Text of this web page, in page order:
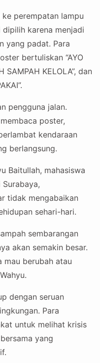
perempatan lampu
dipilih karena menjadi
yang padat. Para
bertuliskan “AYO
SAMPAH KELOLA”, dan
pengguna jalan.
poster,
kendaraan
berlangsung.
Baitullah, mahasiswa
tidak mengabaikan
sehari-hari.
sembarangan
akan semakin besar.
mau berubah atau
dengan seruan
Para
untuk melihat krisis
yang